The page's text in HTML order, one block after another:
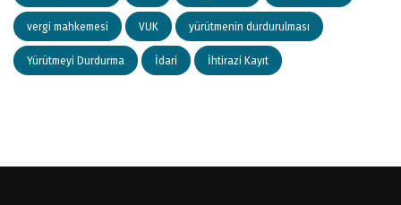
vergi mahkemesi VUK yürütmenin durdurulması
Yürütmeyi Durdurma İdari İhtirazi Kayıt